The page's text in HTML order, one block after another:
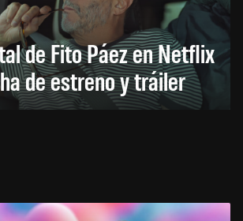
de Fito Páez en Netflix
de estreno y tráiler